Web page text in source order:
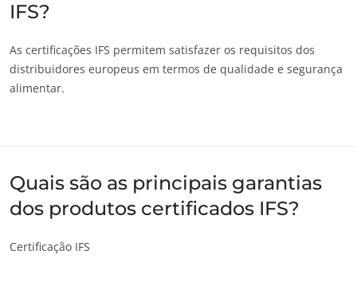
ECOCERT
Notícias
Carreiras
América
Argentina (espanhol)
Brasil (português)
Colômbia (espanhol)
Estados Unidos (inglês)
IFS?
As certificações IFS permitem satisfazer os requisitos dos
distribuidores europeus em termos de qualidade e segurança
alimentar.
Quais são as principais garantias
dos produtos certificados IFS?
Certificação IFS